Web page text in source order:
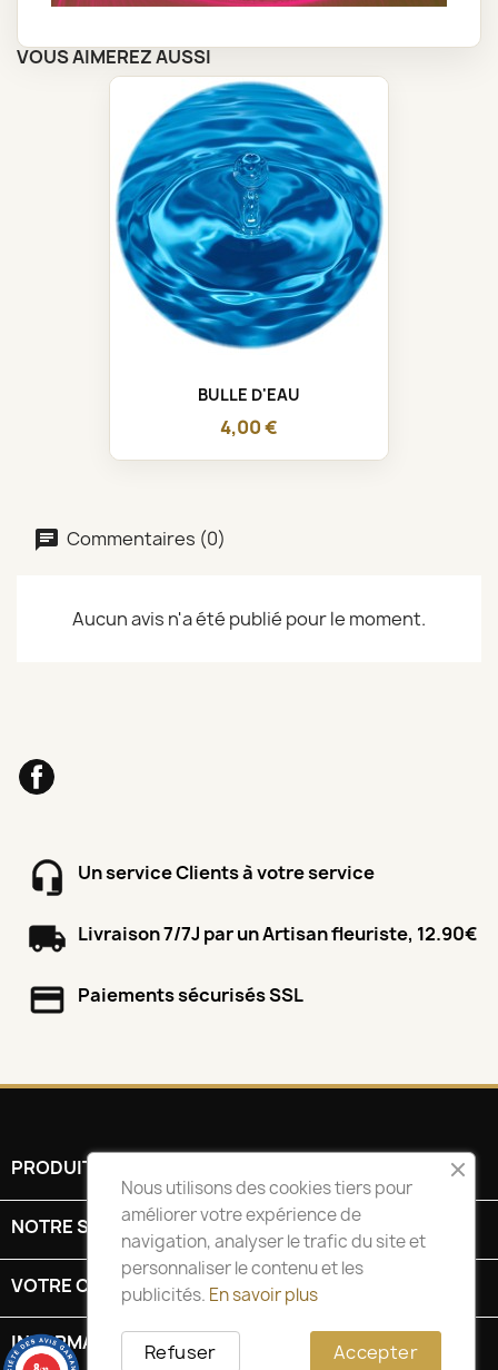
VOUS AIMEREZ AUSSI
BULLE D'EAU
4,00 €
Commentaires (0)
Aucun avis n'a été publié pour le moment.
Facebook
Un service Clients à votre service
Livraison 7/7J par un Artisan fleuriste, 12.90€
Paiements sécurisés SSL
PRODUITS 
NOTRE SOCIÉTÉ
VOTRE COMPTE
INFORMATIONS
Nous utilisons des cookies tiers pour
améliorer votre expérience de
navigation, analyser le trafic du site et
personnaliser le contenu et les
publicités. En savoir plus
Accepter
Refuser